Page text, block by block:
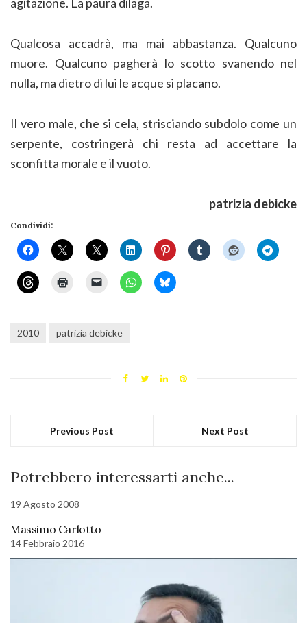
Qualcosa accadrà, ma mai abbastanza. Qualcuno
muore. Qualcuno pagherà lo scotto svanendo nel
nulla, ma dietro di lui le acque si placano.
Il vero male, che si cela, strisciando subdolo come un
serpente, costringerà chi resta ad accettare la
sconfitta morale e il vuoto.
patrizia debicke
Condividi:
2010 patrizia debicke
Previous Post Next Post
Potrebbero interessarti anche...
19 Agosto 2008
Massimo Carlotto
14 Febbraio 2016